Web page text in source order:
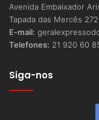
Avenida Embaixador
Tapada das Mercês
E-mail:
Telefones: 21 920 60
Siga-nos